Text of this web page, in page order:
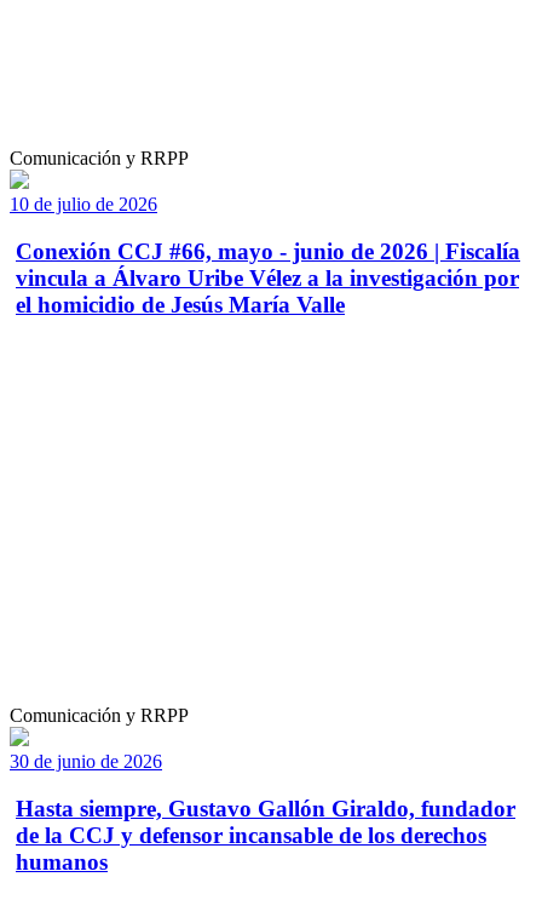
Comunicación y RRPP
10 de julio de 2026
Conexión CCJ #66, mayo - junio de 2026 | Fiscalía
vincula a Álvaro Uribe Vélez a la investigación por
el homicidio de Jesús María Valle
Comunicación y RRPP
30 de junio de 2026
Hasta siempre, Gustavo Gallón Giraldo, fundador
de la CCJ y defensor incansable de los derechos
humanos